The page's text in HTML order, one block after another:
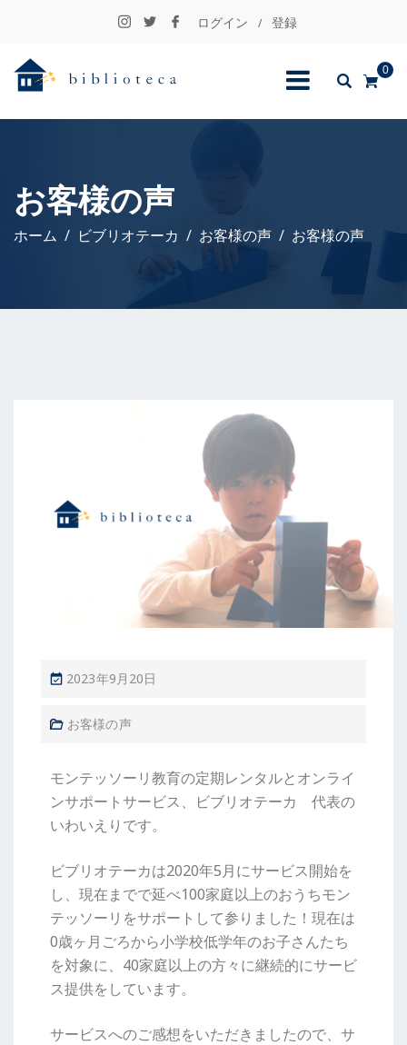
ログイン / 登録
0
お客様の声
ホーム ビブリオテーカ お客様の声 お客様の声
2023年9月20日
お客様の声
モンテッソーリ教育の定期レンタルとオンライ
ンサポートサービス、ビブリオテーカ 代表の
いわいえりです。
ビブリオテーカは2020年5月にサービス開始を
し、現在までで延べ100家庭以上のおうちモン
テッソーリをサポートして参りました！現在は
0歳ヶ月ごろから小学校低学年のお子さんたち
を対象に、40家庭以上の方々に継続的にサービ
ス提供をしています。
サービスへのご感想をいただきましたので、サ